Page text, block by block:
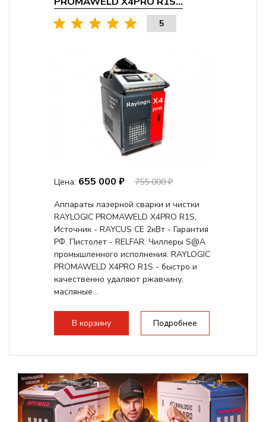
5
Цена: 655 000 ₽
755 000 ₽
Аппараты лазерной сварки и чистки
RAYLOGIC PROMAWELD X4PRO R1S,
Источник - RAYCUS CE 2кВт - Гарантия
РФ. Пистолет - RELFAR. Чиллеры S@A
промышленного исполнения. RAYLOGIC
PROMAWELD X4PRO R1S - быстро и
качественно удаляют ржавчину,
масляные...
В корзину Подробнее